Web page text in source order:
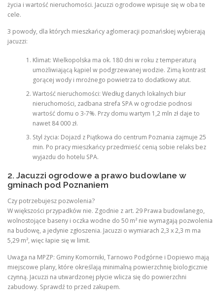
życia i wartość nieruchomości. Jacuzzi ogrodowe wpisuje się w oba te
cele.
3 powody, dla których mieszkańcy aglomeracji poznańskiej wybierają
jacuzzi:
Klimat: Wielkopolska ma ok. 180 dni w roku z temperaturą
umożliwiającą kąpiel w podgrzewanej wodzie. Zimą kontrast
gorącej wody i mroźnego powietrza to dodatkowy atut.
Wartość nieruchomości: Według danych lokalnych biur
nieruchomości, zadbana strefa SPA w ogrodzie podnosi
wartość domu o 3-7%. Przy domu wartym 1,2 mln zł daje to
nawet 84 000 zł.
Styl życia: Dojazd z Piątkowa do centrum Poznania zajmuje 25
min. Po pracy mieszkańcy przedmieść cenią sobie relaks bez
wyjazdu do hotelu SPA.
2. Jacuzzi ogrodowe a prawo budowlane w
gminach pod Poznaniem
Czy potrzebujesz pozwolenia?
W większości przypadków nie. Zgodnie z art. 29 Prawa budowlanego,
wolnostojące baseny i oczka wodne do 50 m² nie wymagają pozwolenia
na budowę, a jedynie zgłoszenia. Jacuzzi o wymiarach 2,3 x 2,3 m ma
5,29 m², więc łapie się w limit.
Uwaga na MPZP: Gminy Komorniki, Tarnowo Podgórne i Dopiewo mają
miejscowe plany, które określają minimalną powierzchnię biologicznie
czynną. Jacuzzi na utwardzonej płycie wlicza się do powierzchni
zabudowy. Sprawdź to przed zakupem.